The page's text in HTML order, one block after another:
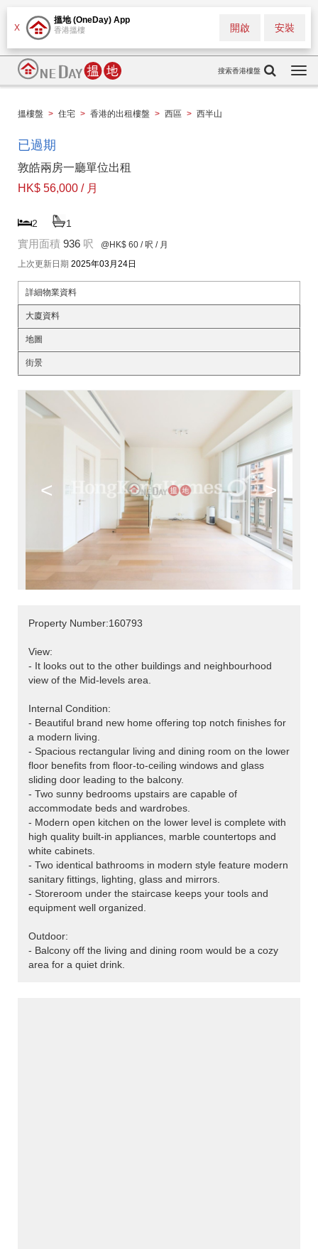
X
搵地 (OneDay) App
香港搵樓 安裝
開啟
搜索香港樓盤
搵樓盤 > 住宅 > 香港的出租樓盤 > 西區 > 西半山
已過期
敦皓兩房一廳單位出租
HK$ 56,000 / 月
2 1
實用面積 936 呎 @HK$ 60 / 呎 / 月
上次更新日期 2025年03月24日
詳細物業資料
大廈資料
地圖
街景
< >
Property Number:160793
View:
- It looks out to the other buildings and neighbourhood
view of the Mid-levels area.
Internal Condition:
- Beautiful brand new home offering top notch finishes for
a modern living.
- Spacious rectangular living and dining room on the lower
floor benefits from floor-to-ceiling windows and glass
sliding door leading to the balcony.
- Two sunny bedrooms upstairs are capable of
accommodate beds and wardrobes.
- Modern open kitchen on the lower level is complete with
high quality built-in appliances, marble countertops and
white cabinets.
- Two identical bathrooms in modern style feature modern
sanitary fittings, lighting, glass and mirrors.
- Storeroom under the staircase keeps your tools and
equipment well organized.
Outdoor:
- Balcony off the living and dining room would be a cozy
area for a quiet drink.